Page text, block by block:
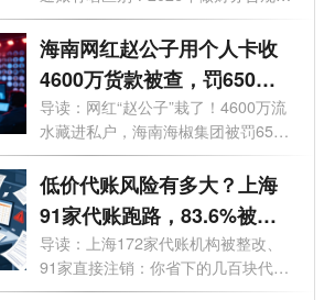
多少...
海南网红赵公子用个人卡收
4600万货款被查，罚650
万！私户收款的风险到底有
多大？
导读：网红“赵公子”栽了！4600万流
水藏进私户，海南海椒集团被罚650
万，...
低价代账风险有多大？上海
91家代账跑路，83.6%被查
企业栽在这！
导读：上海172家代账机构被整改、
91家直接注销：你省下的几百块代账
费，正...